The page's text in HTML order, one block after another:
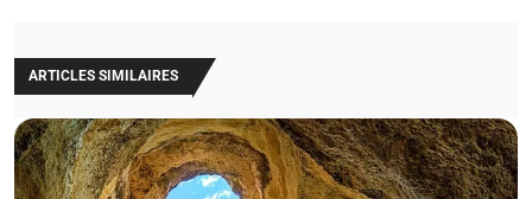
ARTICLES SIMILAIRES